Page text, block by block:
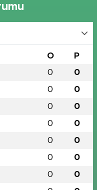
O P
0 0
0 0
0 0
0 0
0 0
0 0
0 0